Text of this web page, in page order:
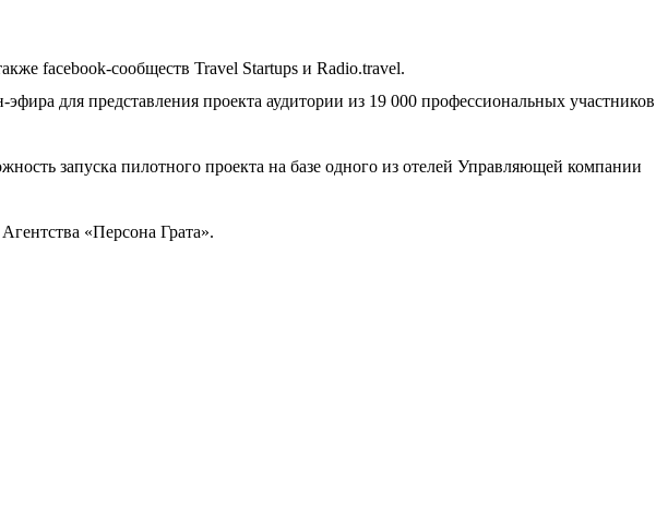
facebook-сообществ Travel Startups и Radio.travel.
для представления проекта аудитории из 19 000 профессиональных участников
запуска пилотного проекта на базе одного из отелей Управляющей компании
«Персона Грата».